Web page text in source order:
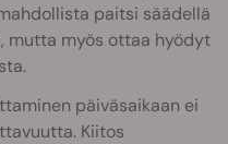
paitsi säädellä
mutta myös ottaa hyödyt
päiväsaikaan ei
Kiitos